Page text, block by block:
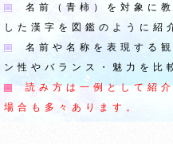
名前（青柿）を対象に
した漢字を図鑑のように紹
名前や名称を表現する観
ン性やバランス・魅力を比
読み方は一例として紹
場合も多々あります。